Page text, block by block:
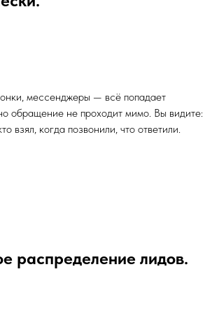
мессенджеры — всё попадает
обращение не проходит мимо. Вы видите:
взял, когда позвонили, что ответили.
распределение лидов.